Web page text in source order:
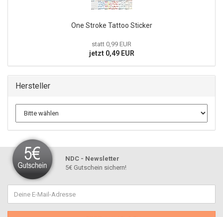
One Stroke Tattoo Sticker
statt 0,99 EUR
jetzt 0,49 EUR
Hersteller
NDC - Newsletter
5€ Gutschein sichern!